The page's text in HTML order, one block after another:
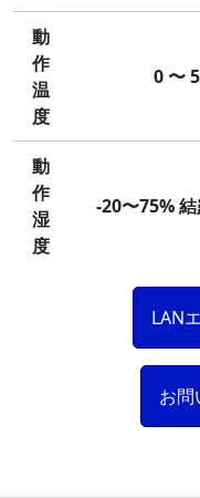
動
作
温
度
0 〜
動
作
湿
度
-20〜75%
LAN
お問